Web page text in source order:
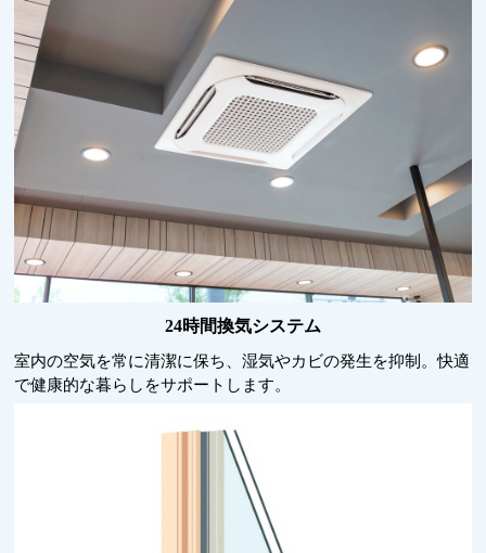
24時間換気システム
室内の空気を常に清潔に保ち、湿気やカビの発生を抑制。快適
で健康的な暮らしをサポートします。